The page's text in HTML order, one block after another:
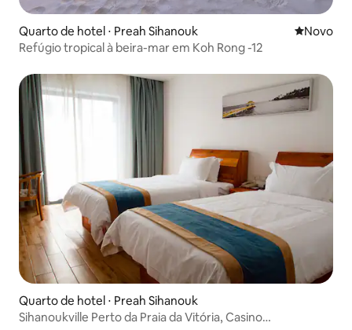
Quarto de hotel ⋅ Preah Sihanouk Novo
Novo
Refúgio tropical à beira-mar em Koh Rong -12
Quarto de hotel ⋅ Preah Sihanouk
Sihanoukville Perto da Praia da Vitória, Casino